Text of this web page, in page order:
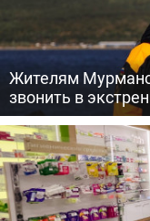
Жителям
звонить в